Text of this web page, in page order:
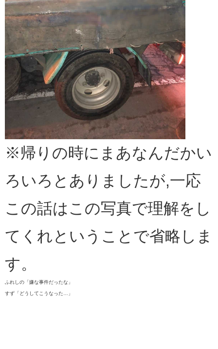
​※帰りの時にまあなんだかい
ろいろとありましたが,一応
この話はこの写真で理解をし
てくれということで省略しま
す。​
ふれしの「嫌な事件だったな」
すず「どうしてこうなった…」